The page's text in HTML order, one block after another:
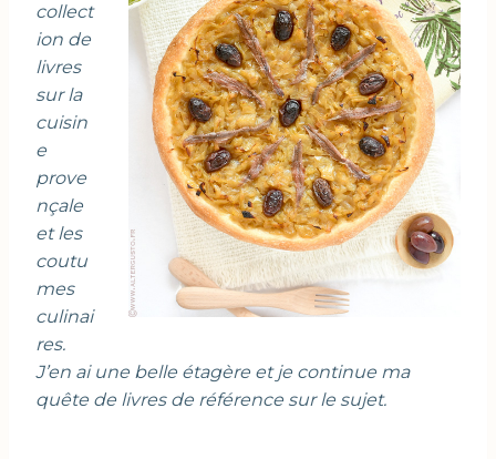
collect
ion de
livres
sur la
cuisin
e
prove
nçale
et les
coutu
mes
culinai
res.
J’en ai une belle étagère et je continue ma
quête de livres de référence sur le sujet.